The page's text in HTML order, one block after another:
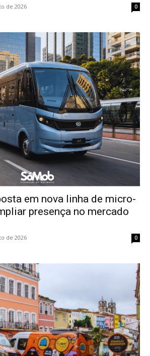
de 2026 0
em nova linha de micro-
presença no mercado
de 2026 0